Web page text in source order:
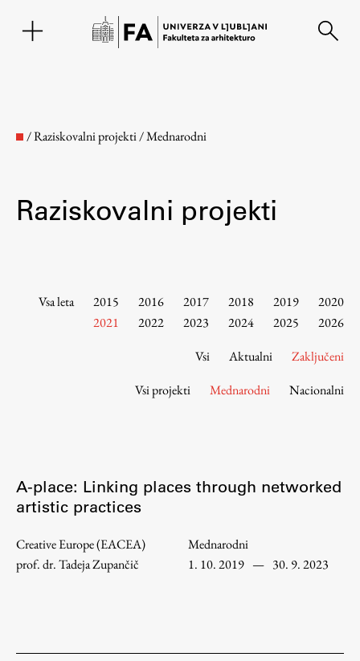
Fakulteta
Članstva v združenjih
Konzorciji
Tržna dejavnost
Kontakti
/Raziskovalni projekti/Mednarodni
Raziskovalni projekti
Vsa leta 2015 2016 2017 2018 2019
2020
2021
2022 2023 2024 2025
2026
Vsi
Aktualni
Zaključeni
Vsi projekti
Mednarodni Nacionalni
A-place: Linking places through networked
artistic practices
Creative Europe (EACEA)
prof. dr. Tadeja Zupančič
Mednarodni
1. 10. 2019 — 30. 9. 2023